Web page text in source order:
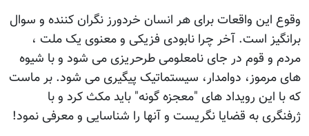
وقوع این واقعات برای هر انسان خردورز نگران کننده و سوال
برانگیز است. آخر چرا نابودی فزیکی و معنوی یک ملت ،
مردم و قوم در جای نامعلومی طرحریزی می شود و با شیوه
های مرموز، دوامدار، سیستماتیک پیگیری می شود. بر ماست
که با این رویداد های "معجزه گونه" باید مکث کرد و با
ژرفنگری به قضایا نگریست و آنها را شناسایی و معرفی نمود!